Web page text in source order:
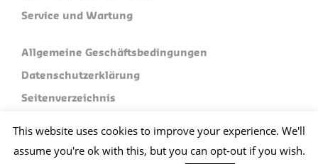
Service und Wartung
Allgemeine Geschäftsbedingungen
Datenschutzerklärung
Seitenverzeichnis
Limex Machine Exploitatie B.V.
Industrieterrein 120
This website uses cookies to improve your experience. We'll
assume you're ok with this, but you can opt-out if you wish.